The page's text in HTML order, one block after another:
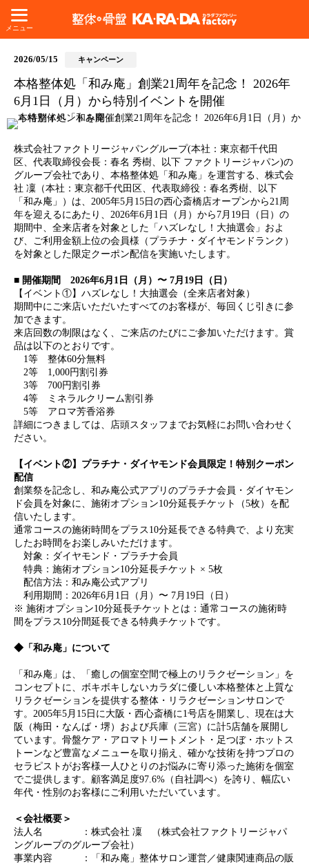
メニュー
2026/05/15 キャンペーン
本格整体処「和み庵」創業21周年を記念！ 2026年
6月1日（月）から特別イベントを開催
株式会社ファクトリージャパングループ(本社：東京都千代田
区、代表取締役会長：春名 秀樹、以下 ファクトリージャパン)の
グループ会社であり、本格整体処「和み庵」を運営する、株式会
社 凜（本社：東京都千代田区、代表取締役：春名秀樹、以下
「和み庵」）は、2005年5月15日の西心斎橋店オープンから21周
年を迎えるにあたり、2026年6月1日（月）から7月19日（日）の
期間中、全来店者を対象とした「ハズレなし！大抽選会」およ
び、ご利用金額上位の会員様（プラチナ・ダイヤモンドランク）
を対象とした限定クーポン配信を実施いたします。
■ 開催期間 2026年6月1日（月）〜 7月19日（日）
【イベント①】ハズレなし！大抽選会（全来店者対象）
期間中にご来店いただいたすべてのお客様が、毎回くじ引きに参
加できます。
来店回数の制限はなく、ご来店のたびにご参加いただけます。賞
品は以下のとおりです。
1等 整体60分無料
2等 1,000円割引券
3等 700円割引券
4等 ミネラルクリーム割引券
5等 アロマ芳香浴券
詳細につきましては、店頭スタッフまでお気軽にお問い合わせく
ださい。
【イベント②】プラチナ・ダイヤモンド会員限定！特別クーポン
配信
創業祭を記念し、和み庵公式アプリのプラチナ会員・ダイヤモン
ド会員を対象に、施術オプション10分延長チケット（5枚）を配
信いたします。
通常コースの施術時間をプラス10分延長できる特典で、より充実
したお時間をお楽しみいただけます。
対象：ダイヤモンド・プラチナ会員
特典：施術オプション10分延長チケット × 5枚
配信方法：和み庵公式アプリ
利用期間：2026年6月1日（月）〜 7月19日（日）
※ 施術オプション10分延長チケットとは：通常コースの施術時
間をプラス10分間延長できる特典チケットです。
◆「和み庵」について
「和み庵」は、「癒しの個室空間で極上のリラクゼーション」を
コンセプトに、ボキボキしないカラダに優しい本格整体と上質な
リラクゼーションを提供する整体・リラクゼーションサロンで
す。2005年5月15日に大阪・西心斎橋に1号店を開業し、現在は大
阪（梅田・なんば・堺）および兵庫（三宮）に計5店舗を展開し
ています。骨盤ケア・アロマトリートメント・足つぼ・ホットス
トーンなど豊富なメニューを取り揃え、確かな技術を持つプロの
セラピストがお客様一人ひとりのお悩みに寄り添った施術を個室
でご提供します。顧客満足度97.6%（自社調べ）を誇り、幅広い
年代・性別のお客様にご利用いただいています。
＜会社概要＞
法人名 ：株式会社 凜 （株式会社ファクトリージャパ
ングループのグループ会社）
事業内容 ：「和み庵」整体サロン運営／健康関連商品の販